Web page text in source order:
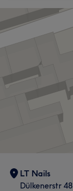
LT Nails
Dülkenerstr 48